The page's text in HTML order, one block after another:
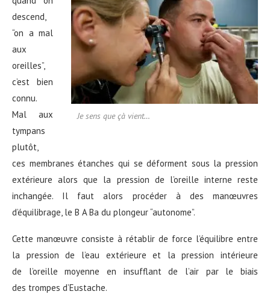
Je sens que çà vient…
descend,
“on a mal
aux
oreilles”,
c’est bien
connu.
Mal aux
tympans
plutôt,
ces membranes étanches qui se déforment sous la pression
extérieure alors que la pression de l’oreille interne reste
inchangée. Il faut alors procéder à des manœuvres
d’équilibrage, le B A Ba du plongeur “autonome”.
Cette manœuvre consiste à rétablir de force l’équilibre entre
la pression de l’eau extérieure et la pression intérieure
de l’oreille moyenne en insufflant de l’air par le biais
des trompes d’Eustache.